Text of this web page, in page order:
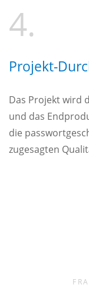
4.
Projekt-
Das Projekt wird
und das
die
zugesagten